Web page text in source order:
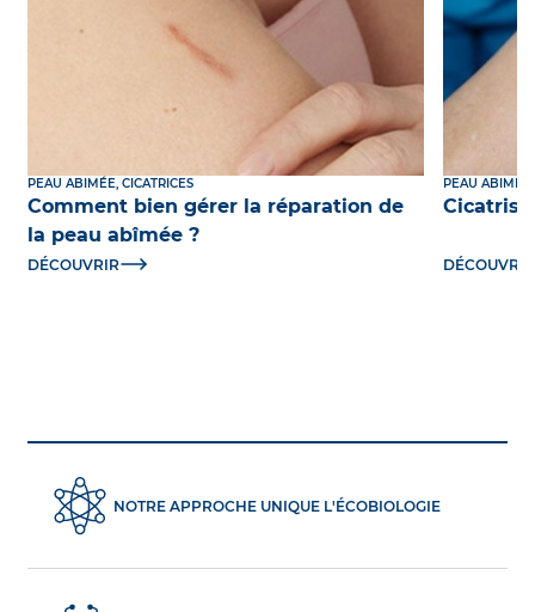
PEAU ABIMÉE, CICATRICES
Comment bien gérer la réparation de
la peau abîmée ?
DÉCOUVRIR
PEAU
DÉCOUVRIR
NOTRE APPROCHE UNIQUE L'ÉCOBIOLOGIE